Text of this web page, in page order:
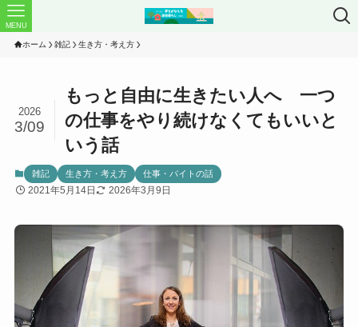
MENU
ホーム 雑記 生き方・考え方
もっと自由に生きたい人へ 一つ
の仕事をやり続けなくてもいいと
いう話
2026
3/09
雑記 生き方・考え方 仕事・バイトの話
2021年5月14日 2026年3月9日